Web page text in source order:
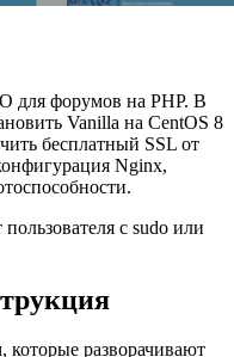
для форумов на PHP. В
Vanilla на CentOS 8
бесплатный SSL от
Nginx,
с sudo или
разворачивают